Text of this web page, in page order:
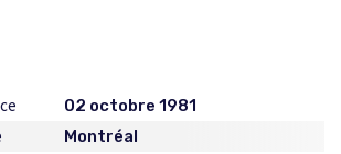
02 octobre 1981
Montréal